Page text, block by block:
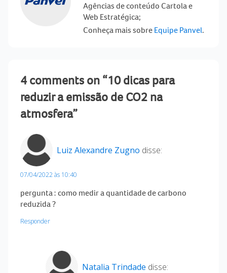
Agências de conteúdo Cartola e
Web Estratégica;
Conheça mais sobre Equipe Panvel.
4 comments on “10 dicas para
reduzir a emissão de CO2 na
atmosfera”
Luiz Alexandre Zugno disse:
07/04/2022 às 10:40
pergunta : como medir a quantidade de carbono
reduzida ?
Responder
Natalia Trindade disse: